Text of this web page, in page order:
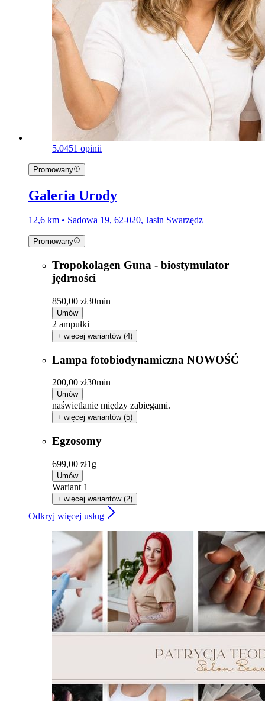
5.0451 opinii
Promowany
Galeria Urody
12,6 km • Sadowa 19, 62-020, Jasin Swarzędz
Promowany
Tropokolagen Guna - biostymulator
jędrności
850,00 zł30min
Umów
2 ampułki
+ więcej wariantów (4)
Lampa fotobiodynamiczna NOWOŚĆ
200,00 zł30min
Umów
naświetlanie między zabiegami.
+ więcej wariantów (5)
Egzosomy
699,00 zł1g
Umów
Wariant 1
+ więcej wariantów (2)
Odkryj więcej usług